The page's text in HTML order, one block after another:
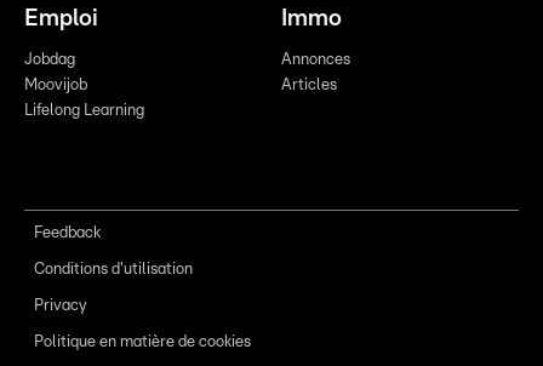
Emploi
Jobdag
Moovijob
Lifelong Learning
Immo
Annonces
Articles
Feedback
Conditions d'utilisation
Privacy
Politique en matière de cookies